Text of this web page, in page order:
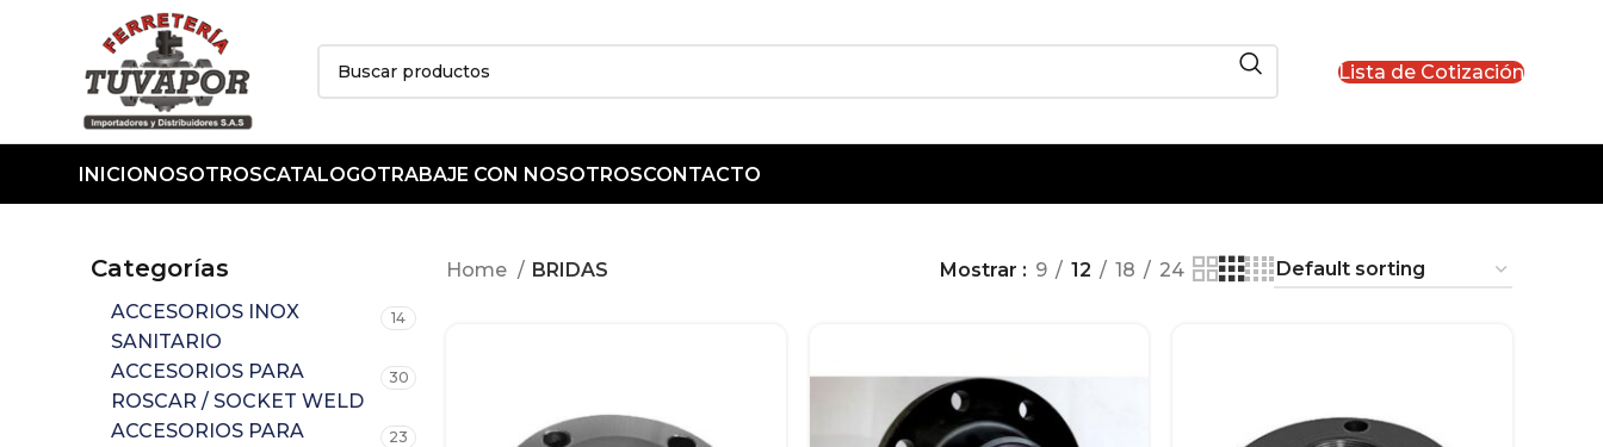
Lista de Cotización
INICIONOSOTROSCATALOGOTRABAJE CON NOSOTROSCONTACTO
Categorías
ACCESORIOS INOX
SANITARIO
14
ACCESORIOS PARA
ROSCAR / SOCKET WELD
30
ACCESORIOS PARA
23
Home BRIDAS Mostrar 9 12 18 24